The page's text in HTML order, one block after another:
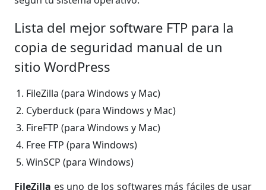
Lista del mejor software FTP para la
copia de seguridad manual de un
sitio WordPress
FileZilla (para Windows y Mac)
Cyberduck (para Windows y Mac)
FireFTP (para Windows y Mac)
Free FTP (para Windows)
WinSCP (para Windows)
FileZilla es uno de los softwares más fáciles de usar